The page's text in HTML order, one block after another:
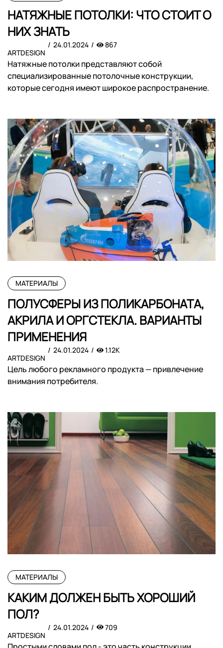
НАТЯЖНЫЕ ПОТОЛКИ: ЧТО СТОИТ О
НИХ ЗНАТЬ
ARTDESIGN
24.01.2024 867
Натяжные потолки представляют собой
специализированные потолочные конструкции,
которые сегодня имеют широкое распространение.
МАТЕРИАЛЫ
ПОЛУСФЕРЫ ИЗ ПОЛИКАРБОНАТА,
АКРИЛА И ОРГСТЕКЛА. ВАРИАНТЫ
ПРИМЕНЕНИЯ
ARTDESIGN
24.01.2024 1.12K
Цель любого рекламного продукта — привлечение
внимания потребителя.
МАТЕРИАЛЫ
КАКИМ ДОЛЖЕН БЫТЬ ХОРОШИЙ
ПОЛ?
ARTDESIGN
24.01.2024 709